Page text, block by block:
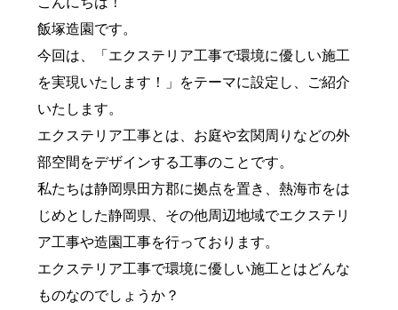
飯塚造園です。
今回は、「エクステリア工事で環境に優しい施工
を実現いたします！」をテーマに設定し、ご紹介
いたします。
エクステリア工事とは、お庭や玄関周りなどの外
部空間をデザインする工事のことです。
私たちは静岡県田方郡に拠点を置き、熱海市をは
じめとした静岡県、その他周辺地域でエクステリ
ア工事や造園工事を行っております。
エクステリア工事で環境に優しい施工とはどんな
ものなのでしょうか？